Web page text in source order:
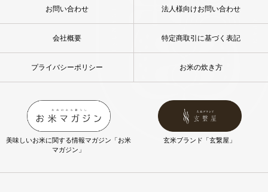
お問い合わせ 法人様向けお問い合わせ
会社概要 特定商取引に基づく表記
プライバシーポリシー お米の炊き方
美味しいお米に関する情報マガジン「お米
マガジン」
玄米ブランド「玄繋屋」